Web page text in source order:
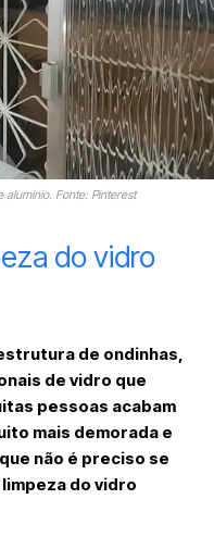
Fonte: Pinterest
do vidro
de ondinhas,
de vidro que
pessoas acabam
mais demorada e
não é preciso se
do vidro